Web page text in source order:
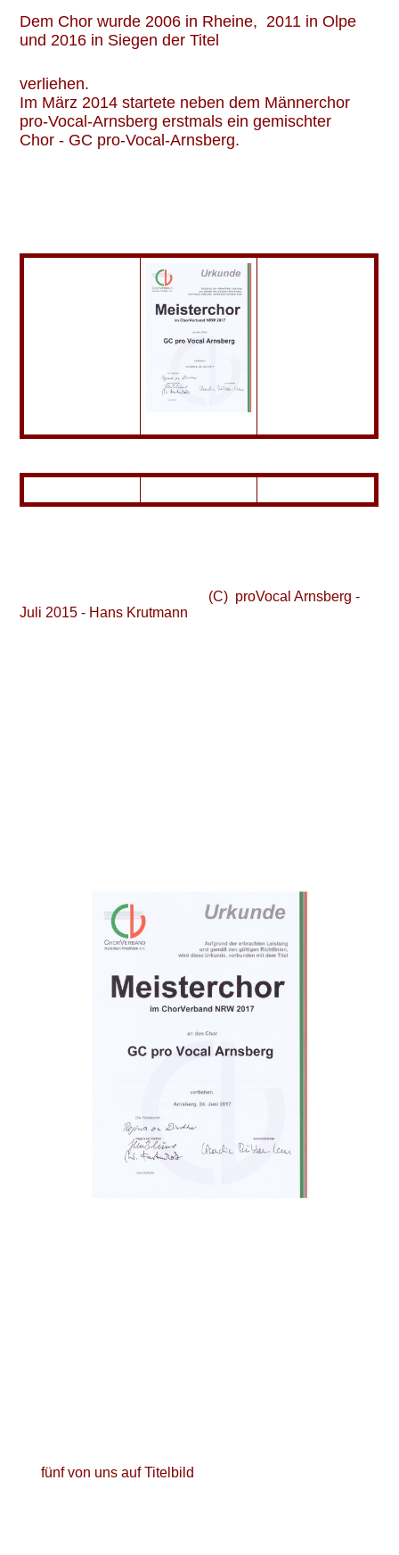
Dem Chor wurde 2006 in Rheine, 2011 in Olpe
und 2016 in Siegen der Titel
verliehen.
Im März 2014 startete neben dem Männerchor
pro-Vocal-Arnsberg erstmals ein gemischter
Chor - GC pro-Vocal-Arnsberg.
(C) proVocal Arnsberg -
Juli 2015 - Hans Krutmann
fünf von uns auf Titelbild